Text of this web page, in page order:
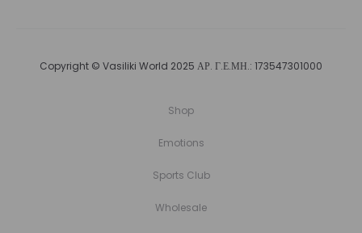
Copyright © Vasiliki World 2025 ΑΡ. Γ.Ε.ΜΗ.: 173547301000
Shop
Emotions
Sports Club
Wholesale